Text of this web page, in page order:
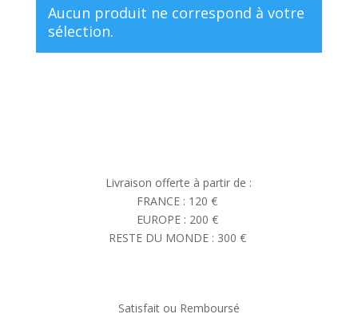
Aucun produit ne correspond à votre
sélection.
Livraison offerte à partir de :
FRANCE : 120 €
EUROPE : 200 €
RESTE DU MONDE : 300 €
Satisfait ou Remboursé